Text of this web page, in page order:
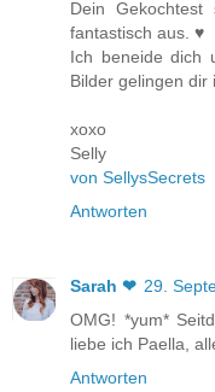
Dein
fantastisch aus. ♥
Ich beneide dich
Bilder gelingen dir
xoxo
Selly
von SellysSecrets
Antworten
Sarah ❤ 29.
OMG! *yum*
liebe ich Paella,
Antworten